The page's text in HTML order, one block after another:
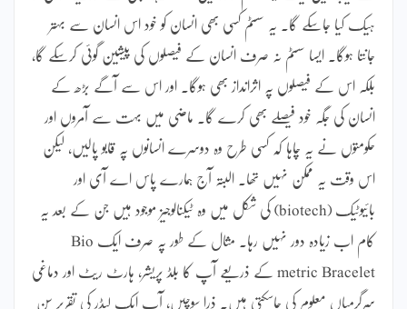
ہیک کیا جاسکے گا۔ یہ سسٹم کسی بھی انسان کو خود اس انسان سے بہتر
جانتا ہوگا۔ ایسا سسٹم نہ صرف انسان کے فیصلوں کی پیشین گوئی کرسکے گا،
بلکہ اس کے فیصلوں پہ اثرانداز بھی ہوگا۔ اور اس سے آگے بڑھ کے
انسان کی جگہ خود فیصلے بھی کرے گا۔ ماضی میں بہت سے آمروں اور
حکومتوں نے یہ چاہا کہ کسی طرح وہ دوسرے انسانوں پہ قابو پالیں، لیکن
اس وقت یہ ممکن نہیں تھا۔ البتہ آج ہمارے پاس اے آی اور
بائیوٹیک (biotech) کی شکل میں وہ ٹیکنالوجیز موجود ہیں جن کے بعد یہ
کام اب زیادہ دور نہیں رہا۔ مثال کے طور پہ صرف ایک Bio
metric Bracelet کے ذریعے آپ کا بلڈ پریشر، ہارٹ ریٹ اور دماغی
سرگرمیاں معلوم کی جاسکتی ہیں۔ ذرا سوچیں، آپ ایک لیڈر کی تقریر سن